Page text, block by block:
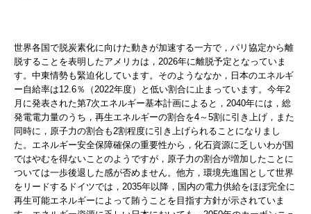
世界各国で脱炭素化に向けた動きが加速する一方で，パリ協定から離
脱することを表明したアメリカは，2026年に離脱予定となっていま
す。中東情勢も緊迫化しています。そのようななか，日本のエネルギ
ー自給率は12.6％（2022年度）と低い割合に止まっています。今年2
月に発表された第7次エネルギー基本計画によると，2040年には，総
発電電力量のうち，再生エネルギーの割合を4～5割に引き上げ，また
同時に，原子力の割合も2割程度に引き上げられることになりまし
た。エネルギー安全保障確保の重要性から，化石資源に乏しいわが国
ではやむを得ないことのようですが，原子力の割合が増加したことに
ついては一歩後退した感が否めません。他方，環境先進国として世界
をリードするドイツでは，2035年以降，国内の電力供給をほぼ完全に
再生可能エネルギーによって賄うことを目指す方針が示されていま